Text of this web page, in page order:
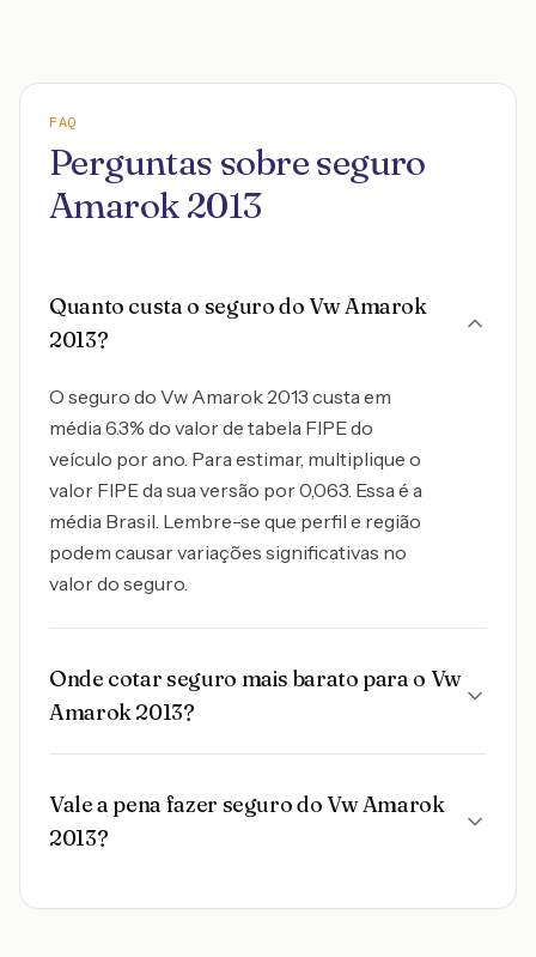
FAQ
Perguntas sobre seguro
Amarok 2013
Quanto custa o seguro do Vw Amarok
2013?
O seguro do Vw Amarok 2013 custa em
média 6.3% do valor de tabela FIPE do
veículo por ano. Para estimar, multiplique o
valor FIPE da sua versão por 0,063. Essa é a
média Brasil. Lembre-se que perfil e região
podem causar variações significativas no
valor do seguro.
Onde cotar seguro mais barato para o Vw
Amarok 2013?
Vale a pena fazer seguro do Vw Amarok
2013?